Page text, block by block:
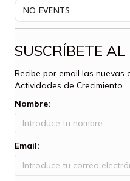
NO EVENTS
SUSCRÍBETE
Recibe por email las
Actividades de Crecimiento.
Nombre:
Email: